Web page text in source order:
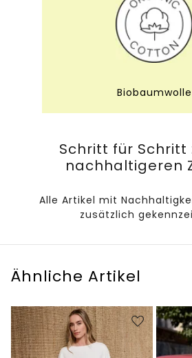
Biobaumwolle
Schritt für Schritt
nachhaltigeren
Alle Artikel mit
zusätzlich
Ähnliche Artikel